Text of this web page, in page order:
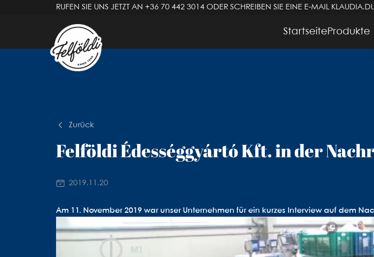
RUFEN SIE UNS JETZT AN +36 70 442 3014 ODER SCHREIBEN SIE EINE E-MAIL
Startseite Produkte
Zurück
Felföldi Édességgyártó Kft. in der
2019.11.20
Am 11. November 2019 war unser Unternehmen für ein kurzes Interview auf dem